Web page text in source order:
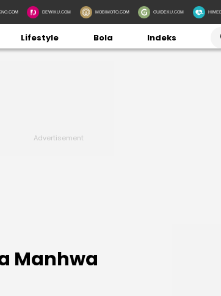
DEWIKU.COM MOBIMOTO.COM GUIDEKU.COM
Lifestyle Bola Indeks
Manhwa